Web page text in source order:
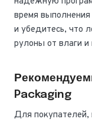
время выполнения
и убедитесь, что
рулоны от влаги
Packaging
Для